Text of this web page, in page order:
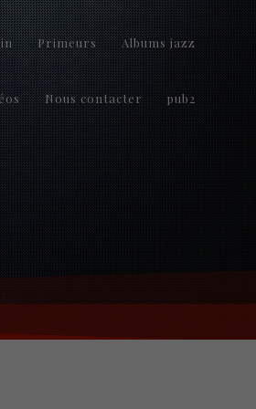
Primeurs Albums jazz
Nous contacter pub2